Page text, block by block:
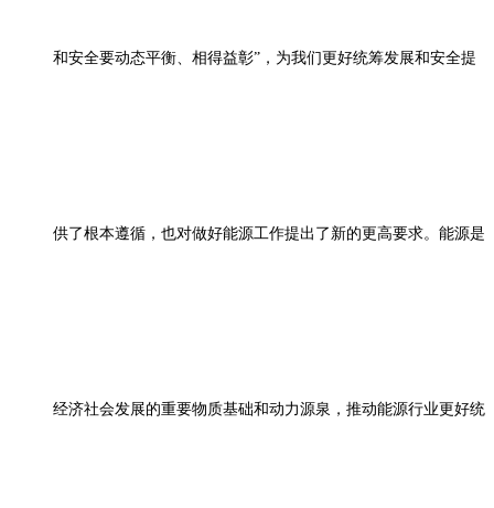
和安全要动态平衡、相得益彰”，为我们更好统筹发展和安全提
供了根本遵循，也对做好能源工作提出了新的更高要求。能源是
经济社会发展的重要物质基础和动力源泉，推动能源行业更好统